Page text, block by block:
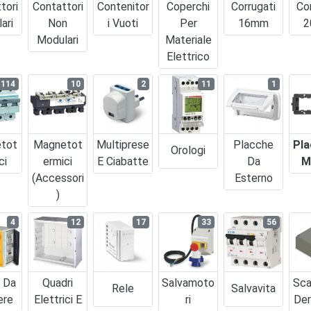
Contattori
Non
Modulari
Contenitor
I Vuoti
Coperchi
Per
Materiale
Elettrico
Corrugati
16mm
114
Magnetot
Ermici
(accessori
)
10
Multiprese
E Ciabatte
2
Orologi
11
Placche
Da
Esterno
1
Da
4
Quadri
Elettrici E
12
Rele
17
Salvamoto
Ri
33
Salvavita
56